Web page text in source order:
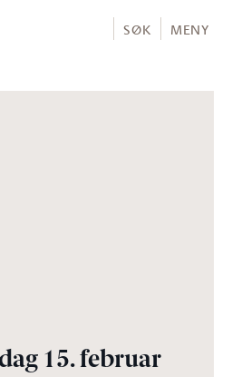
SØK MENY
15. februar